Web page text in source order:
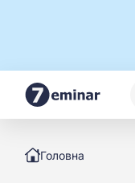
Головна